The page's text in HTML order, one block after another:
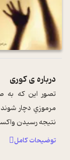
درباره یکوری
تصور اين که به
مرموزي دچار
نتيجه رسيدن
بسياري از ما چنين ...
توضیحات کامل